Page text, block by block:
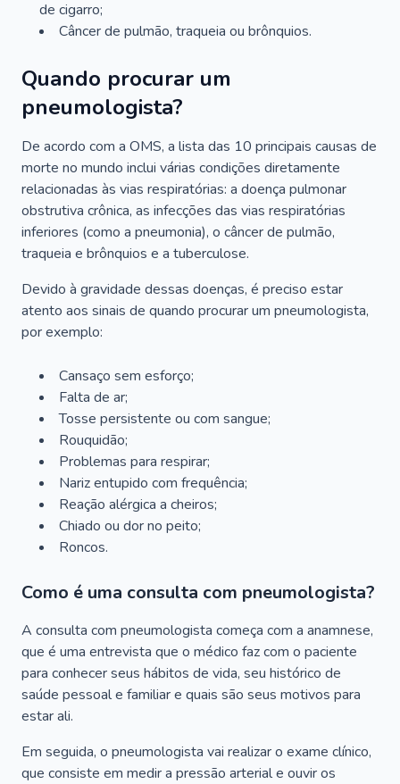
de cigarro;
Câncer de pulmão, traqueia ou brônquios.
Quando procurar um
pneumologista?
De acordo com a OMS, a lista das 10 principais causas de
morte no mundo inclui várias condições diretamente
relacionadas às vias respiratórias: a doença pulmonar
obstrutiva crônica, as infecções das vias respiratórias
inferiores (como a pneumonia), o câncer de pulmão,
traqueia e brônquios e a tuberculose.
Devido à gravidade dessas doenças, é preciso estar
atento aos sinais de quando procurar um pneumologista,
por exemplo:
Cansaço sem esforço;
Falta de ar;
Tosse persistente ou com sangue;
Rouquidão;
Problemas para respirar;
Nariz entupido com frequência;
Reação alérgica a cheiros;
Chiado ou dor no peito;
Roncos.
Como é uma consulta com pneumologista?
A consulta com pneumologista começa com a anamnese,
que é uma entrevista que o médico faz com o paciente
para conhecer seus hábitos de vida, seu histórico de
saúde pessoal e familiar e quais são seus motivos para
estar ali.
Em seguida, o pneumologista vai realizar o exame clínico,
que consiste em medir a pressão arterial e ouvir os